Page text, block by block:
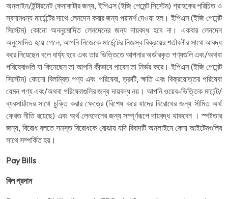
অনলাইন/ইন্টারনেট কেনাকাটার জন্য, ইপিএস (ইজি পেমেন্ট সিস্টেম) গ্রাহকের পরিচিত ও
স্বনামধন্য মার্চেন্টের সাথে লেনদেন করার জন্য পরামর্শ দেওয়া হল। ইপিএস (ইজি পেমেন্ট
সিস্টেম) কোনো অননুমোদিত লেনদেনের জন্য দায়বদ্ধ হবে না। একবার লেনদেন
অনুমোদিত হয়ে গেলে, আপনি নিজেকে মার্চেন্টের নিজস্ব বিক্রয়ের শর্তাবলীর সাথে আবদ্ধ
করে নিয়েছেন বলে ধার্য্য হবে এবং তার ভিত্তিতে আপনার অর্ডারকৃত পণ্যগুলি এবং/অথবা
পরিষেবাগুলি যা কিনেছেন তা আপনি কীভাবে পাবেন তা নির্ভর করে। ইপিএস (ইজি পেমেন্ট
সিস্টেম) কোনো বিলম্বিত পণ্য এবং পরিষেবা, ত্রুটি, ক্ষতি এবং বিক্রয়োত্তর পরিষেবা
যেমন পণ্য এবং/অথবা পরিষেবাগুলির জন্য দায়বদ্ধ নয়। আপনি ওয়েব-ভিত্তিক মার্চেন্ট/
ব্যবসায়ীদের সাথে চুক্তি করার ক্ষেত্রে (বিশেষ করে যাদের বিরোধের জন্য সীমিত অর্থ
ফেরত নীতি রয়েছে) এবং অর্থ লেনদেনের জন্য সম্পূর্ণরূপে দায়বদ্ধ থাকবেন । স্পষ্টতার
জন্য, বিরোধ বলতে সমস্ত বিরোধকে বোঝায় যদি বিবাদটি অনলাইনে কেনা আইটেমগুলির
সাথে সম্পর্কিত হয়।
Pay Bills
বিল প্রদান